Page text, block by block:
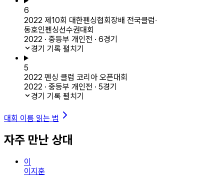
6
2022 제10회 대한펜싱협회장배 전국클럽‧
동호인펜싱선수권대회
2022 · 중등부 개인전 · 6경기
경기 기록 펼치기
5
2022 펜싱 클럽 코리아 오픈대회
2022 · 중등부 개인전 · 5경기
경기 기록 펼치기
대회 이름 읽는 법
자주 만난 상대
이
이지훈